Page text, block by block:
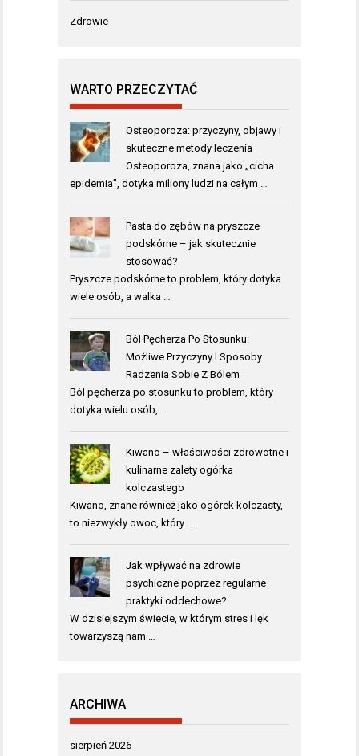
Zdrowie
WARTO PRZECZYTAĆ
Osteoporoza: przyczyny, objawy i
skuteczne metody leczenia
Osteoporoza, znana jako „cicha
epidemia”, dotyka miliony ludzi na całym …
Pasta do zębów na pryszcze
podskórne – jak skutecznie
stosować?
Pryszcze podskórne to problem, który dotyka
wiele osób, a walka …
Ból Pęcherza Po Stosunku:
Możliwe Przyczyny I Sposoby
Radzenia Sobie Z Bólem
Ból pęcherza po stosunku to problem, który
dotyka wielu osób, …
Kiwano – właściwości zdrowotne i
kulinarne zalety ogórka
kolczastego
Kiwano, znane również jako ogórek kolczasty,
to niezwykły owoc, który …
Jak wpływać na zdrowie
psychiczne poprzez regularne
praktyki oddechowe?
W dzisiejszym świecie, w którym stres i lęk
towarzyszą nam …
ARCHIWA
sierpień 2026